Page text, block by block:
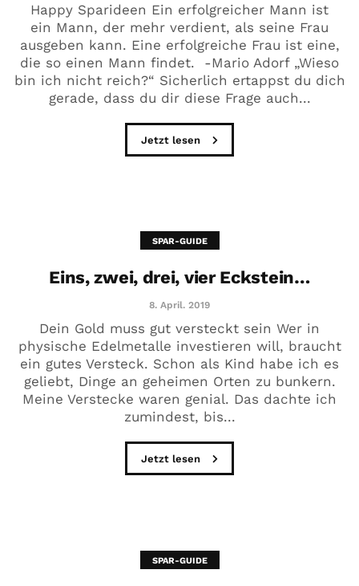
Happy Sparideen Ein erfolgreicher Mann ist
ein Mann, der mehr verdient, als seine Frau
ausgeben kann. Eine erfolgreiche Frau ist eine,
die so einen Mann findet. -Mario Adorf „Wieso
bin ich nicht reich?“ Sicherlich ertappst du dich
gerade, dass du dir diese Frage auch...
Jetzt lesen
SPAR-GUIDE
Eins, zwei, drei, vier Eckstein…
8. April. 2019
Dein Gold muss gut versteckt sein Wer in
physische Edelmetalle investieren will, braucht
ein gutes Versteck. Schon als Kind habe ich es
geliebt, Dinge an geheimen Orten zu bunkern.
Meine Verstecke waren genial. Das dachte ich
zumindest, bis...
Jetzt lesen
SPAR-GUIDE